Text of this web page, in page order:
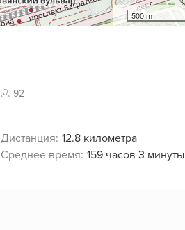
500 m
92
Дистанция: 12.8 километра
Среднее время: 159 часов 3 минуты